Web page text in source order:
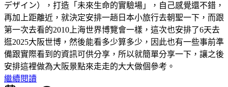
デザイン），打造「未來生命的實驗場」，自己感覺還不錯，
再加上距離近，就決定安排一趟日本小旅行去朝聖一下，而跟
第一次去看的2010上海世界博覽會一樣，這次也安排了6天去
逛2025大阪世博，然後能看多少算多少，因此也有一些事前準
備跟實際看到的資訊可供分享，所以就簡單分享一下，讓之後
安排這裡做為大阪景點來走走的大大做個參考。
繼續閱讀